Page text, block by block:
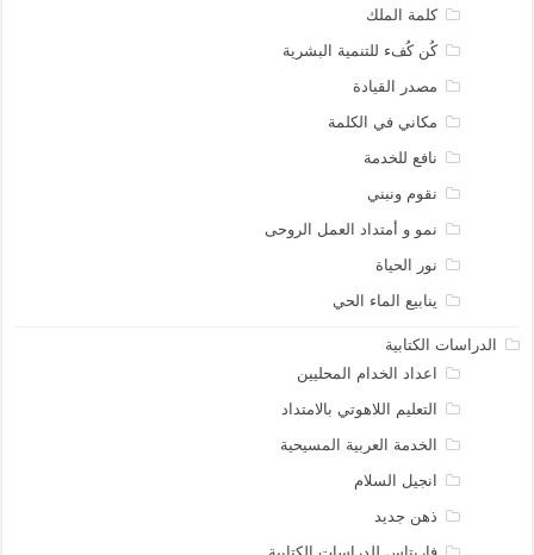
كلمة الملك
كُن كُفء للتنمية البشرية
مصدر القيادة
مكاني في الكلمة
نافع للخدمة
نقوم ونبني
نمو و أمتداد العمل الروحى
نور الحياة
ينابيع الماء الحي
الدراسات الكتابية
اعداد الخدام المحليين
التعليم اللاهوتي بالامتداد
الخدمة العربية المسيحية
انجيل السلام
ذهن جديد